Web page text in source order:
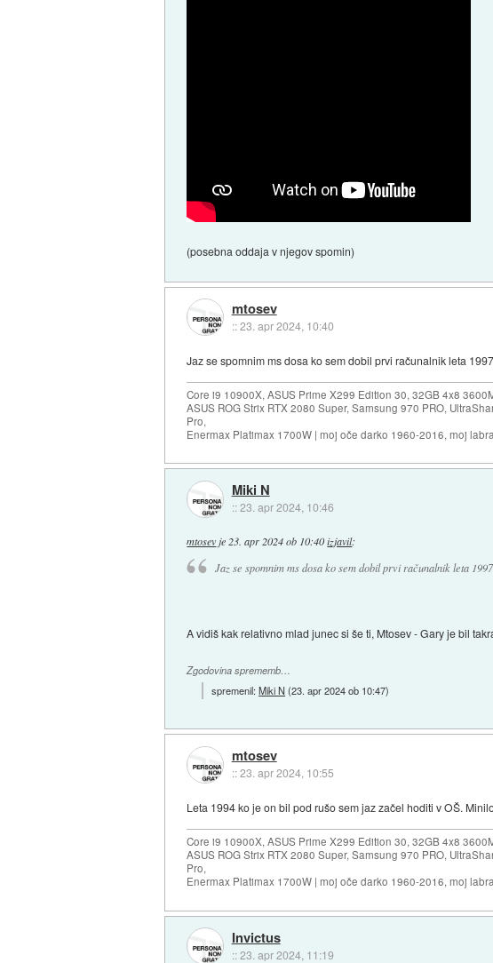
(posebna oddaja v njegov spomin)
mtosev
::23. apr 2024, 10:40
Jaz se spomnim ms dosa ko sem dobil prvi računalnik leta
Core i9 10900X, ASUS Prime X299 Edition 30, 32GB 4x8
ASUS ROG Strix RTX 2080 Super, Samsung 970 PRO,
Pro,
Enermax Platimax 1700W | moj oče darko 1960-2016, moj
Miki N
::23. apr 2024, 10:46
mtosev je 23. apr 2024 ob 10:40 izjavil:
Jaz se spomnim ms dosa ko sem dobil prvi računalnik leta
A vidiš kak relativno mlad junec si še ti, Mtosev - Gary je bil
Zgodovina sprememb…
spremenil:Miki N(23. apr 2024 ob 10:47)
mtosev
::23. apr 2024, 10:55
Leta 1994 ko je on bil pod rušo sem jaz začel hoditi v OŠ.
Core i9 10900X, ASUS Prime X299 Edition 30, 32GB 4x8
ASUS ROG Strix RTX 2080 Super, Samsung 970 PRO,
Pro,
Enermax Platimax 1700W | moj oče darko 1960-2016, moj
Invictus
::23. apr 2024, 11:19